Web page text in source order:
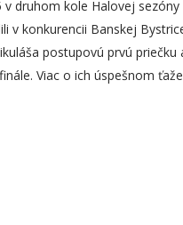
v druhom kole Halovej sezóny
v konkurencii Banskej
postupovú prvú priečku
Viac o ich úspešnom